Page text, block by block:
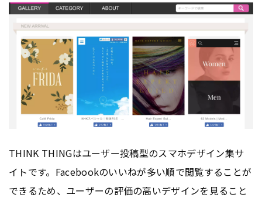
THINK THINGはユーザー投稿型のスマホデザイン集サ
イトです。Facebookのいいねが多い順で閲覧することが
できるため、ユーザーの評価の高いデザインを見ること